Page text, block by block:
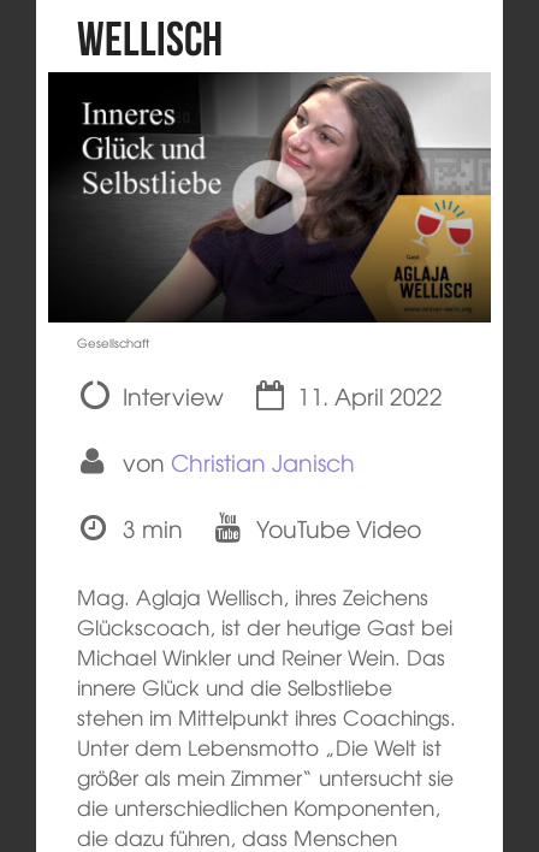
Wellisch
Gesellschaft
Interview
11. April 2022
von Christian Janisch
3 min
YouTube Video
Mag. Aglaja Wellisch, ihres Zeichens
Glückscoach, ist der heutige Gast bei
Michael Winkler und Reiner Wein. Das
innere Glück und die Selbstliebe
stehen im Mittelpunkt ihres Coachings.
Unter dem Lebensmotto „Die Welt ist
größer als mein Zimmer“ untersucht sie
die unterschiedlichen Komponenten,
die dazu führen, dass Menschen